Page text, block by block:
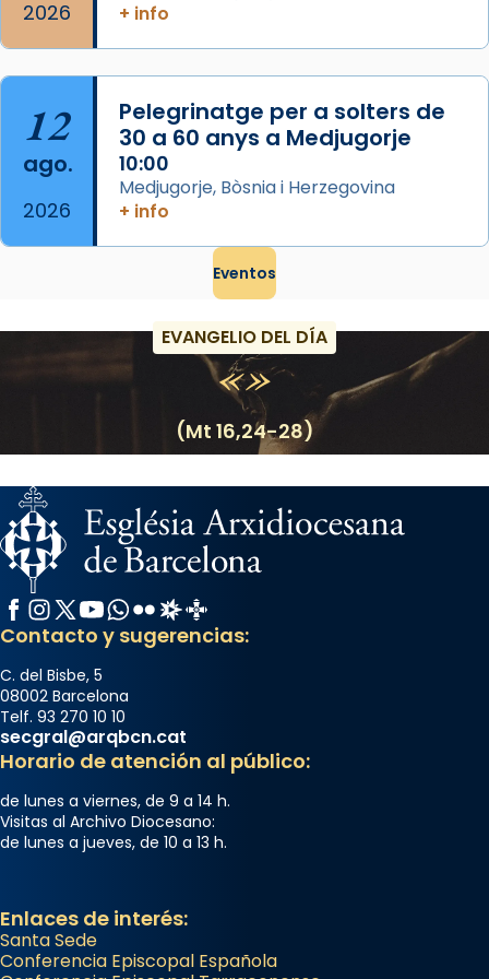
2026
+ info
12
ago.
2026
Pelegrinatge per a solters de
30 a 60 anys a Medjugorje
10:00
Medjugorje, Bòsnia i Herzegovina
+ info
Eventos
EVANGELIO DEL DÍA
(Mt 16,24-28)
Facebook
Instagram
X / Twitter
YouTube
WhatsApp
FlickrRadio Estel
Catalunya Cristiana
Contacto y sugerencias:
C. del Bisbe, 5
08002 Barcelona
Telf. 93 270 10 10
secgral@arqbcn.cat
Horario de atención al público:
de lunes a viernes, de 9 a 14 h.
Visitas al Archivo Diocesano:
de lunes a jueves, de 10 a 13 h.
Enlaces de interés:
Santa Sede
Conferencia Episcopal Española